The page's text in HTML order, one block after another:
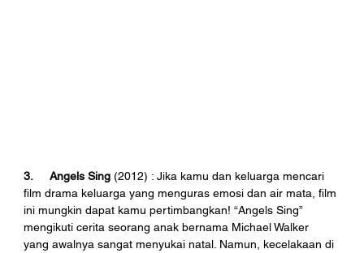
3. Angels Sing (2012) : Jika kamu dan keluarga mencari
film drama keluarga yang menguras emosi dan air mata, film
ini mungkin dapat kamu pertimbangkan! “Angels Sing”
mengikuti cerita seorang anak bernama Michael Walker
yang awalnya sangat menyukai natal. Namun, kecelakaan di